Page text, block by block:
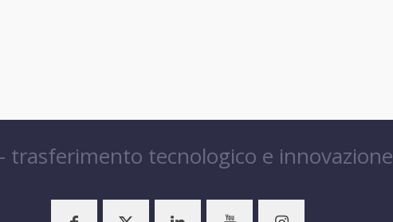
trasferimento tecnologico e innovazione